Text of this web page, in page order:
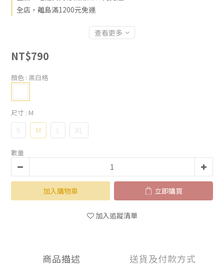
全店，離島滿1200元免運
查看更多
NT$790
顏色 : 黑白格
尺寸 : M
S M L XL
數量
加入購物車 立即購買
加入追蹤清單
商品描述 送貨及付款方式